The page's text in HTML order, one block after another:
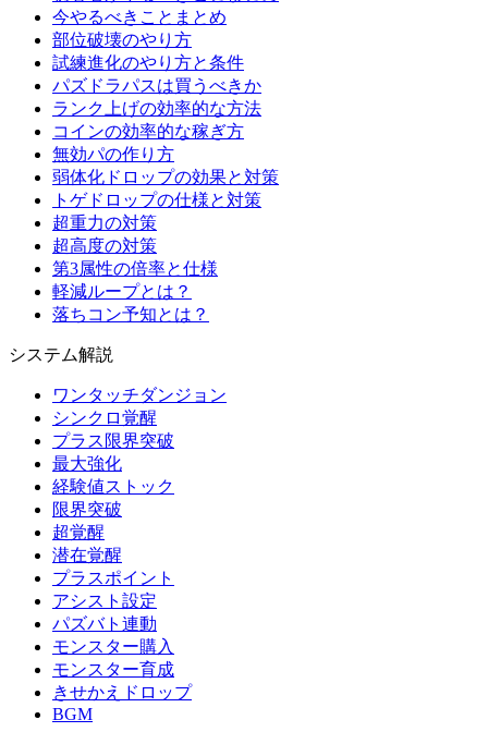
今やるべきことまとめ
部位破壊のやり方
試練進化のやり方と条件
パズドラパスは買うべきか
ランク上げの効率的な方法
コインの効率的な稼ぎ方
無効パの作り方
弱体化ドロップの効果と対策
トゲドロップの仕様と対策
超重力の対策
超高度の対策
第3属性の倍率と仕様
軽減ループとは？
落ちコン予知とは？
システム解説
ワンタッチダンジョン
シンクロ覚醒
プラス限界突破
最大強化
経験値ストック
限界突破
超覚醒
潜在覚醒
プラスポイント
アシスト設定
パズバト連動
モンスター購入
モンスター育成
きせかえドロップ
BGM